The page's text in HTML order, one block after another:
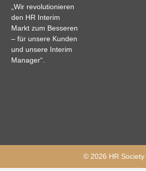
„Wir revolutionieren
den HR Interim
Markt zum Besseren
– für unsere Kunden
und unsere Interim
Manager“.
© 2026 HR Society